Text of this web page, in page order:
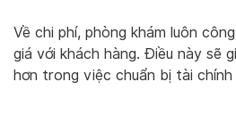
Về chi phí, phòng khám luôn
giá với khách hàng. Điều này sẽ
hơn trong việc chuẩn bị tài